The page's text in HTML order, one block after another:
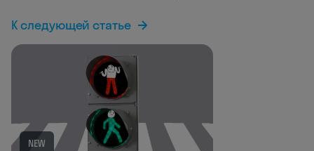
К следующей статье
NEW